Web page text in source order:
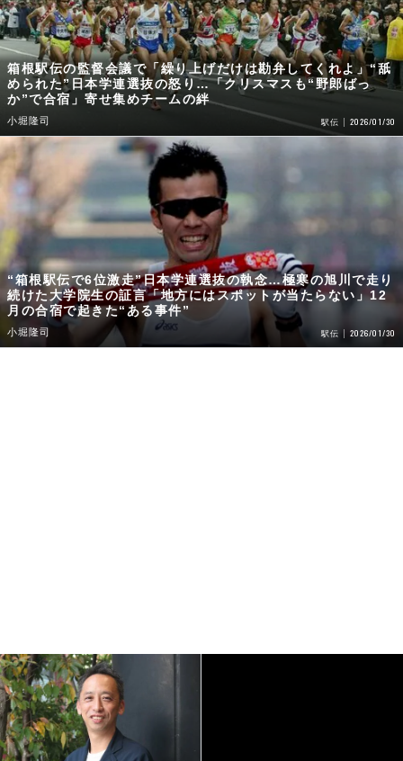
箱根駅伝の監督会議で「繰り上げだけは勘弁してくれよ」“舐
められた”日本学連選抜の怒り…「クリスマスも“野郎ばっ
か”で合宿」寄せ集めチームの絆
小堀隆司 駅伝 2026/01/30
“箱根駅伝で6位激走”日本学連選抜の執念…極寒の旭川で走り
続けた大学院生の証言「地方にはスポットが当たらない」12
月の合宿で起きた“ある事件”
小堀隆司 駅伝 2026/01/30